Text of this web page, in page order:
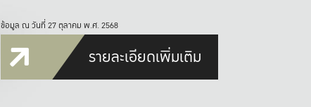
ข้อมูล ณ วันที่ 27 ตุลาคม พ.ศ. 2568
รายละเอียดเพิ่มเติม